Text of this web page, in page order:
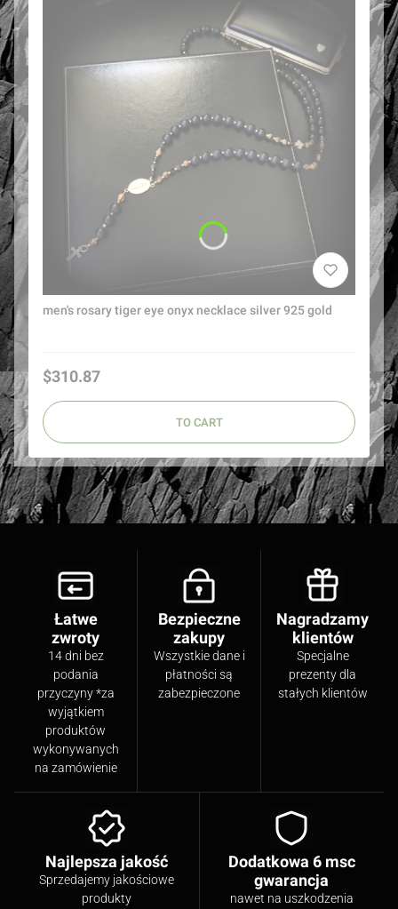
men's rosary tiger eye onyx necklace silver 925 gold
Price
$310.87
TO CART
Łatwe
zwroty
14 dni bez
podania
przyczyny *za
wyjątkiem
produktów
wykonywanych
na zamówienie
Bezpieczne
zakupy
Wszystkie dane i
płatności są
zabezpieczone
Nagradzamy
klientów
Specjalne
prezenty dla
stałych klientów
Najlepsza jakość
Sprzedajemy jakościowe
produkty
Dodatkowa 6 msc
gwarancja
nawet na uszkodzenia